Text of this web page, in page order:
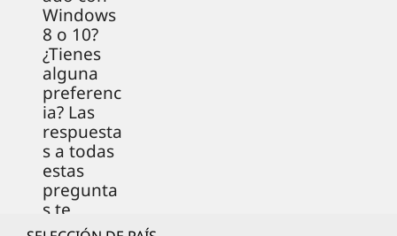
Windows
8 o 10?
¿Tienes
alguna
preferenc
ia? Las
respuesta
s a todas
estas
pregunta
s te
informará